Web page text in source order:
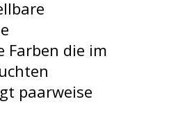
Farben die im
paarweise